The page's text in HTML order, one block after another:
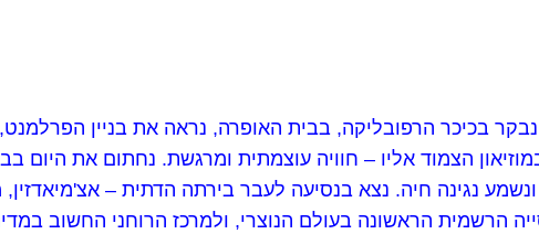
בכיכר הרפובליקה, בבית האופרה, נראה את בניין
הצמוד אליו – חוויה עוצמתית ומרגשת. נחתום את היום
נגינה חיה. נצא בנסיעה לעבר בירתה הדתית –
הרשמית הראשונה בעולם הנוצרי, ולמרכז הרוחני החשוב